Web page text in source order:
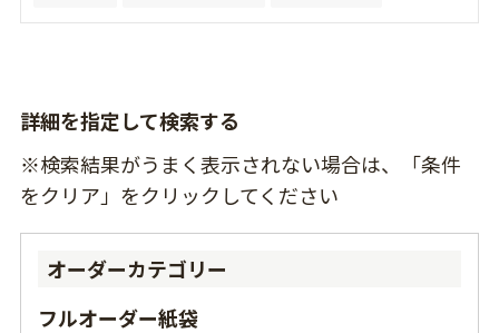
詳細を指定して検索する
※検索結果がうまく表示されない場合は、「条件
をクリア」をクリックしてください
オーダーカテゴリー
フルオーダー紙袋